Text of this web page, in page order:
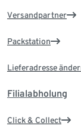
Versandpartner
Packstation
Lieferadresse
Filialabholung
Click & Collect